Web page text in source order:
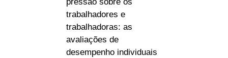
trabalhadores e
trabalhadoras: as
avaliações de
desempenho individuais